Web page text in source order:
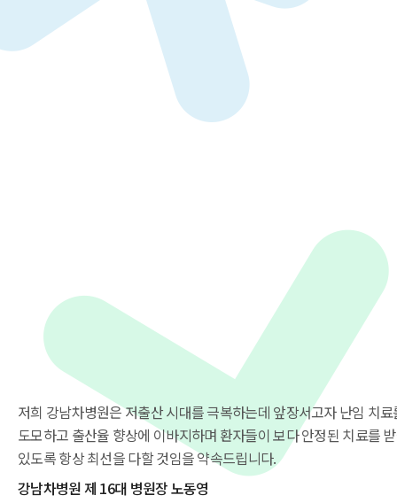
저희 강남차병원은 저출산 시대를 극복하는데 앞장서고자 난임 치료
도모하고 출산율 향상에 이바지하며 환자들이 보다 안정된 치료를
있도록 항상 최선을 다할 것임을 약속드립니다.
강남차병원 제 16대 병원장 노동영